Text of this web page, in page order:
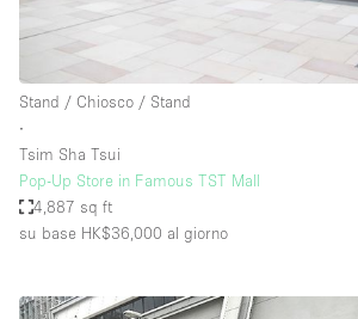
Stand / Chiosco / Stand
∙
Tsim Sha Tsui
Pop-Up Store in Famous TST Mall
4,887 sq ft
su base HK$36,000 al giorno